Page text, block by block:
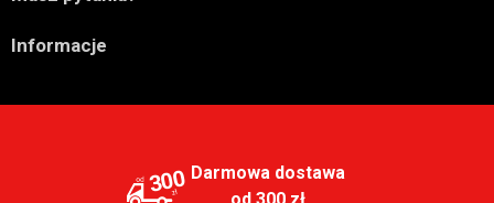
Informacje
300 Darmowa dostawa
od 300 zł